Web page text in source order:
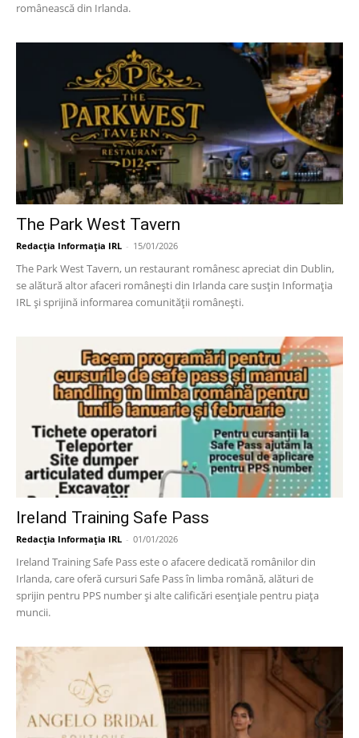
românească din Irlanda.
The Park West Tavern
Redacția Informația IRL - 15/01/2026
The Park West Tavern, un restaurant românesc apreciat din Dublin,
se alătură altor afaceri românești din Irlanda care susțin Informația
IRL și sprijină informarea comunității românești.
Ireland Training Safe Pass
Redacția Informația IRL - 01/01/2026
Ireland Training Safe Pass este o afacere dedicată românilor din
Irlanda, care oferă cursuri Safe Pass în limba română, alături de
sprijin pentru PPS number și alte calificări esențiale pentru piața
muncii.